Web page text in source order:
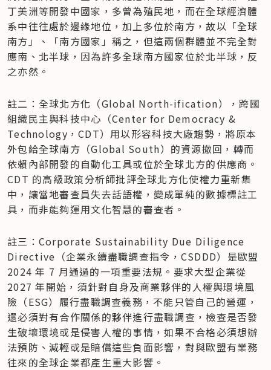
丁美洲等開發中國家，多曾為殖民地，而在全球經濟體
系中往往處於邊緣地位，加上多位於南方，故以「全球
南方」、「南方國家」稱之，但這兩個群體並不完全對
應南、北半球，因為許多全球南方國家位於北半球，反
之亦然。
註二：全球北方化（Global North-ification），跨國
組織民主與科技中心（Center for Democracy &
Technology，CDT）用以形容科技大廠趨勢，將原本
外包給全球南方（Global South）的資源撤回，轉而
依賴內部開發的自動化工具或位於全球北方的供應商。
CDT 的高級政策分析師批評全球北方化使權力重新集
中，讓當地審查員失去話語權，變成單純的數據標註工
具，而非能夠運用文化智慧的審查者。
註三：Corporate Sustainability Due Diligence
Directive（企業永續盡職調查指令，CSDDD）是歐盟
2024 年 7 月通過的一項重要法規。要求大型企業從
2027 年開始，須針對自身及商業夥伴的人權與環境風
險（ESG）履行盡職調查義務，不能只管自己的營運，
還必須對有合作關係的夥伴進行盡職調查，檢查是否發
生破壞環境或是侵害人權的事情，如果不合格必須想辦
法預防、減輕或是賠償這些負面影響，對與歐盟有業務
往來的全球企業都產生重大影響。